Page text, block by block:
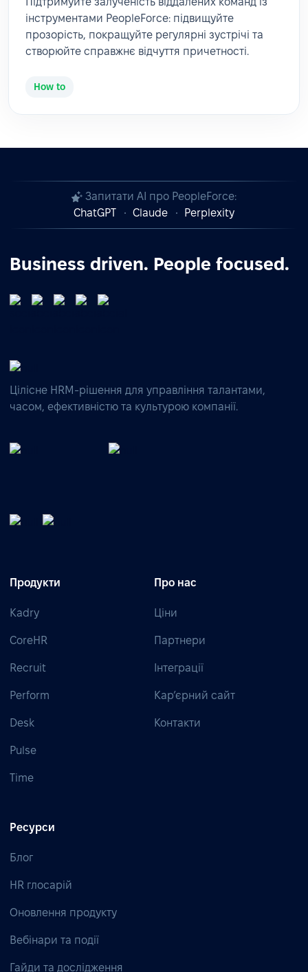
інструментами PeopleForce: підвищуйте
прозорість, покращуйте регулярні зустрічі та
створюйте справжнє відчуття причетності.
How to
Запитати AI про PeopleForce:
ChatGPT
Claude Perplexity
Business driven. People focused.
Цілісне HRM-рішення для управління талантами,
часом, ефективністю та культурою компанії.
Продукти
Kadry
CoreHR
Recruit
Perform
Desk
Pulse
Time
Про нас
Ціни
Партнери
Інтеграції
Кар’єрний сайт
Контакти
Ресурси
Блог
HR глосарій
Оновлення продукту
Вебінари та події
Гайди та дослідження